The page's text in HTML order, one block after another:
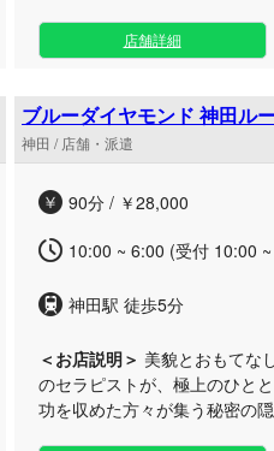
をご提供します。 当店では、お迎えするお客様が心か
らリラックスできるよう、環
な研修を実施しており、接客
的なマッサージ技術を習得し
れるだけでなく、身も心も満
験をお約束します。日常の喧
しに包まれる幸せな時間をご堪
店舗詳細
ブルーダイヤモンド 神田ル
神田 / 店舗・派遣
90分 / ￥28,000
10:00 ~ 6:00 (受付 10:00
神田駅 徒歩5分
＜お店説明＞ 美貌とおもてな
のセラピストが、極上のひと
功を収めた方々が集う秘密の